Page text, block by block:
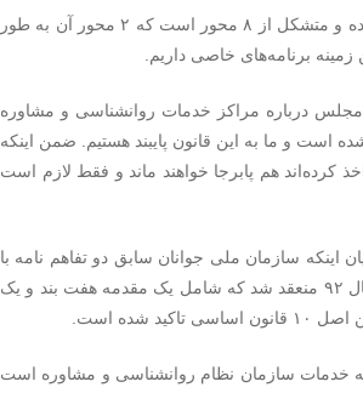
وی درباره سند سلامت جوانان نیز اظهار کرد: این سند تیرماه سال ۹۴ آماده شده و متشکل از ۸ محور است که ۲ محور آن به طور
برنامه‌های خاصی داریم.
درباره مراکز خدمات روانشناسی و مشاوره
است و ما به این قانون پایبند هستیم. ضمن اینکه
هم پابرجا خواهند ماند و فقط لازم است
اینکه سازمان ملی جوانان سابق دو تفاهم نامه با
سازمان نظام روانشناسی منعقد کرده بود گفت: تفاهم نامه ششم اسفندماه سال ۹۲ منعقد شد که شامل یک مقدمه هفت بند و یک
است.
خدمات سازمان نظام روانشناسی و مشاوره است